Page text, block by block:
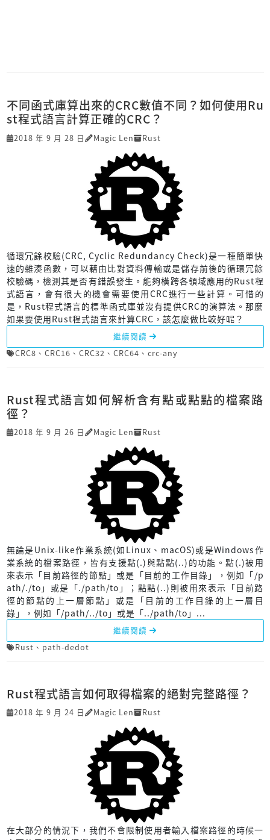
不同函式庫算出來的CRC數值不同？如何使用Ru
st程式語言計算正確的CRC？
2018 年 9 月 28 日 Magic Len Rust
循環冗餘校驗(CRC, Cyclic Redundancy Check)是一種簡單快
速的雜湊函數，可以藉由比對資料傳輸或是儲存前後的循環冗餘
校驗碼，檢測其是否有錯誤發生。能夠橫跨各領域應用的Rust程
式語言，會有很大的機會需要使用CRC進行一些計算。可惜的
是，Rust程式語言的標準函式庫並沒有提供CRC的演算法。那麼
如果要使用Rust程式語言來計算CRC，該怎麼做比較好呢？
繼續閱讀
CRC8 、 CRC16 、 CRC32 、 CRC64 、 crc-any
Rust程式語言如何解析含有點或點點的檔案路
徑？
2018 年 9 月 26 日 Magic Len Rust
無論是Unix-like作業系統(如Linux、macOS)或是Windows作
業系統的檔案路徑，皆有支援點(.)與點點(..)的功能。點(.)被用
來表示「目前路徑的節點」或是「目前的工作目錄」，例如「/p
ath/./to」或是「./path/to」；點點(..)則被用來表示「目前路
徑的節點的上一層節點」或是「目前的工作目錄的上一層目
錄」，例如「/path/../to」或是「../path/to」...
繼續閱讀
Rust 、 path-dedot
Rust程式語言如何取得檔案的絕對完整路徑？
2018 年 9 月 24 日 Magic Len Rust
在大部分的情況下，我們不會限制使用者輸入檔案路徑的時候一